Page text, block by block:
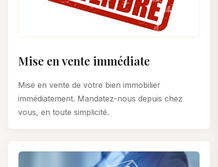
Mise en vente immédiate
Mise en vente de votre bien immobilier
immédiatement. Mandatez-nous depuis chez
vous, en toute simplicité.